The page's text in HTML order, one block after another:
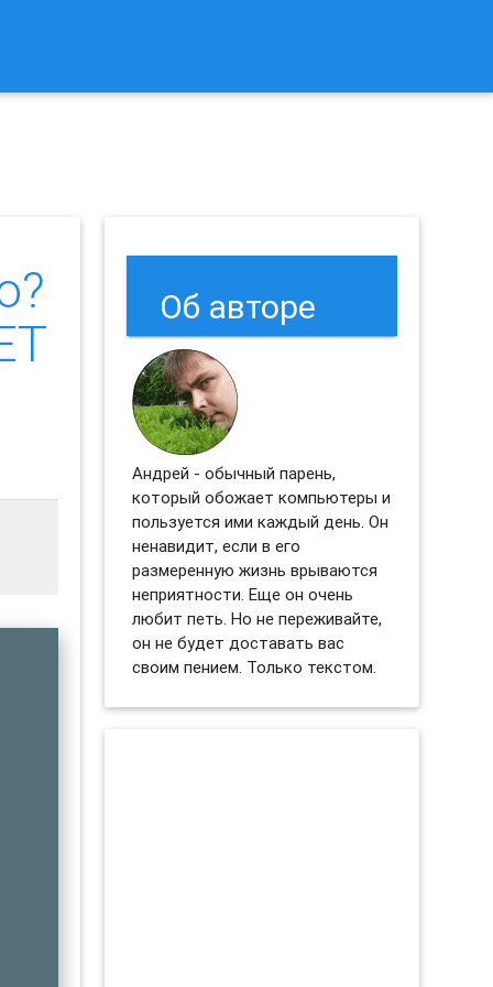
Об авторе
Андрей - обычный парень,
который обожает компьютеры и
пользуется ими каждый день. Он
ненавидит, если в его
размеренную жизнь врываются
неприятности. Еще он очень
любит петь. Но не переживайте,
он не будет доставать вас
своим пением. Только текстом.